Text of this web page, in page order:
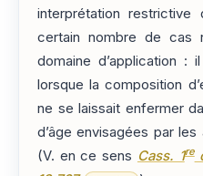
interprétation restrictive
certain nombre de cas
domaine d’application :
lorsque la composition
ne se laissait enfermer
d’âge envisagées par les
(V. en ce sens Cass. 1re